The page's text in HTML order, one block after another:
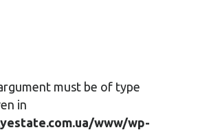
must be of type
in
www/wp-